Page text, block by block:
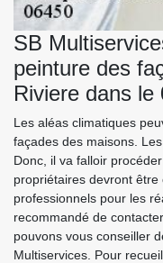
SB
peinture des
Riviere dans le
Les aléas climatiques
façades des maisons.
Donc, il va falloir
propriétaires devront
professionnels pour les
recommandé de
pouvons vous conseiller
Multiservices. Pour